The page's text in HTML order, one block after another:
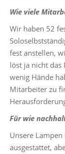
Wie viele
Wir haben 52
fest anstellen,
löst ja nicht das
wenig Hände
Mitarbeiter zu
Für wie
Unsere
ausgestattet,